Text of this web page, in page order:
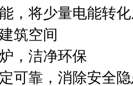
，将少量电能转
筑空间
，洁净环保
可靠，消除安全